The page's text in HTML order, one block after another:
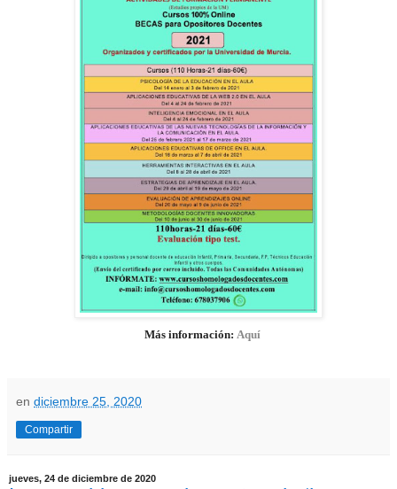
Más información: Aquí
en diciembre 25, 2020
Compartir
jueves, 24 de diciembre de 2020